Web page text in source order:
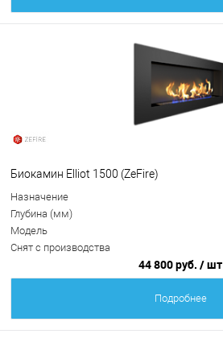
Биокамин Elliot 1500 (ZeFire)
Назначение
Глубина (мм)
Модель
Снят с производства
44 800 руб. / шт
Подробнее